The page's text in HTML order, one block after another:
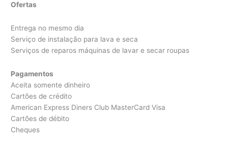
Ofertas
Entrega no mesmo dia
Serviço de instalação para lava e seca
Serviços de reparos máquinas de lavar e secar roupas
Pagamentos
Aceita somente dinheiro
Cartões de crédito
American Express Diners Club MasterCard Visa
Cartões de débito
Cheques